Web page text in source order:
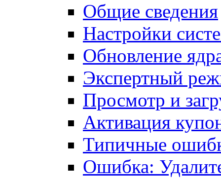
Общие сведения
Настройки
Обновление
Экспертный
Просмотр и
Активация
Типичные
Ошибка: